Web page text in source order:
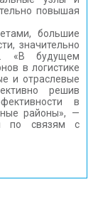
повышая
большие
значительно
«В будущем
в логистике
и отраслевые
решив
в
районы», —
по связям с